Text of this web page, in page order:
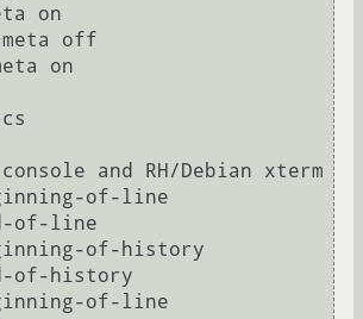
on
off
on
and RH/Debian xterm
of-line
of-line
of-history
of-history
of-line